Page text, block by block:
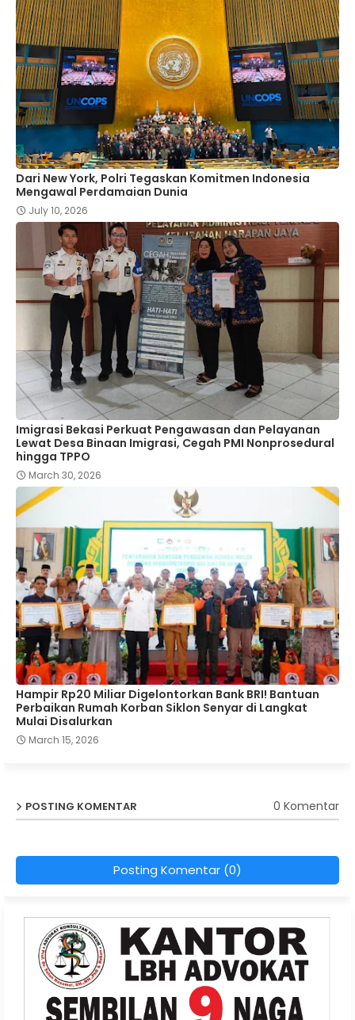
Dari New York, Polri Tegaskan Komitmen Indonesia
Mengawal Perdamaian Dunia
July 10, 2026
Imigrasi Bekasi Perkuat Pengawasan dan Pelayanan
Lewat Desa Binaan Imigrasi, Cegah PMI Nonprosedural
hingga TPPO
March 30, 2026
Hampir Rp20 Miliar Digelontorkan Bank BRI! Bantuan
Perbaikan Rumah Korban Siklon Senyar di Langkat
Mulai Disalurkan
March 15, 2026
POSTING KOMENTAR 0 Komentar
Posting Komentar (0)